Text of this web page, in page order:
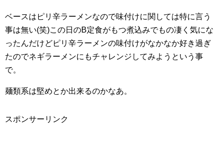
ベースはピリ辛ラーメンなので味付けに関しては特に言う
事は無い(笑)この日のB定食がもつ煮込みでもの凄く気にな
ったんだけどピリ辛ラーメンの味付けがなかなか好き過ぎ
たのでネギラーメンにもチャレンジしてみようという事
で。
麺類系は堅めとか出来るのかなあ。
スポンサーリンク